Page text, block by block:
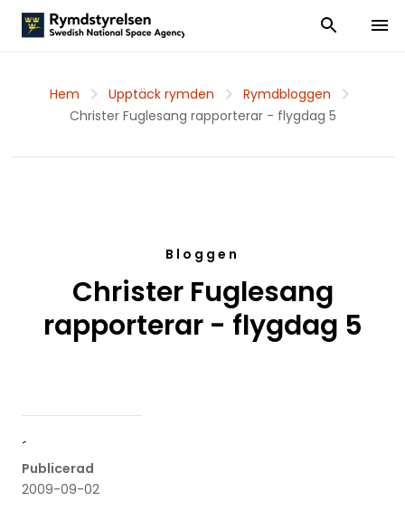
Visa och dölj
Visa
Hem Upptäck rymden
Rymdbloggen
Christer Fuglesang rapporterar - flygdag 5
Bloggen
Christer Fuglesang
rapporterar - flygdag 5
´
Publicerad
2009-09-02